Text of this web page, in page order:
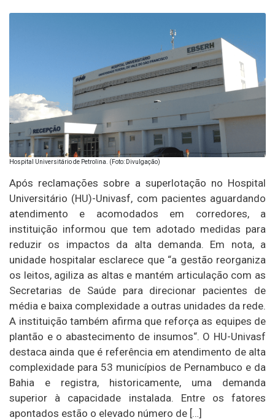
Hospital Universitário de Petrolina. (Foto: Divulgação)
Após reclamações sobre a superlotação no Hospital
Universitário (HU)-Univasf, com pacientes aguardando
atendimento e acomodados em corredores, a
instituição informou que tem adotado medidas para
reduzir os impactos da alta demanda. Em nota, a
unidade hospitalar esclarece que “a gestão reorganiza
os leitos, agiliza as altas e mantém articulação com as
Secretarias de Saúde para direcionar pacientes de
média e baixa complexidade a outras unidades da rede.
A instituição também afirma que reforça as equipes de
plantão e o abastecimento de insumos“. O HU-Univasf
destaca ainda que é referência em atendimento de alta
complexidade para 53 municípios de Pernambuco e da
Bahia e registra, historicamente, uma demanda
superior à capacidade instalada. Entre os fatores
apontados estão o elevado número de […]